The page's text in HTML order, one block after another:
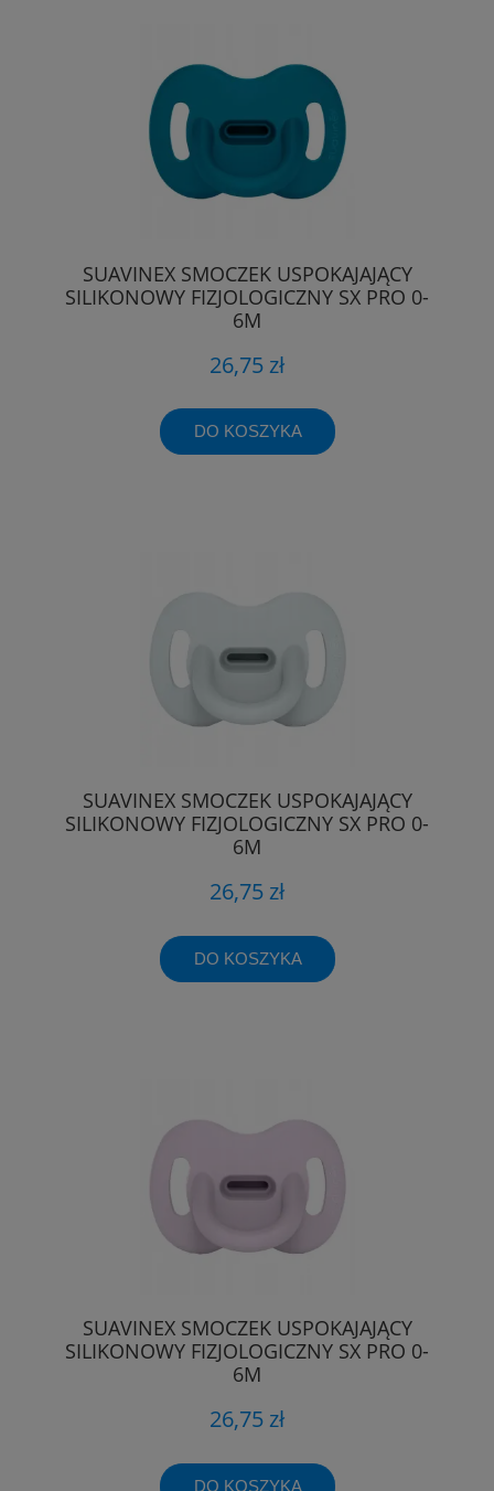
SUAVINEX SMOCZEK USPOKAJAJĄCY
SILIKONOWY FIZJOLOGICZNY SX PRO 0-
6M
26,75 zł
DO KOSZYKA
SUAVINEX SMOCZEK USPOKAJAJĄCY
SILIKONOWY FIZJOLOGICZNY SX PRO 0-
6M
26,75 zł
DO KOSZYKA
SUAVINEX SMOCZEK USPOKAJAJĄCY
SILIKONOWY FIZJOLOGICZNY SX PRO 0-
6M
26,75 zł
DO KOSZYKA